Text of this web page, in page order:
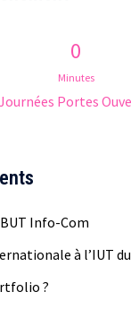
0
Minutes
Portes
Info-Com
à l’IUT
?